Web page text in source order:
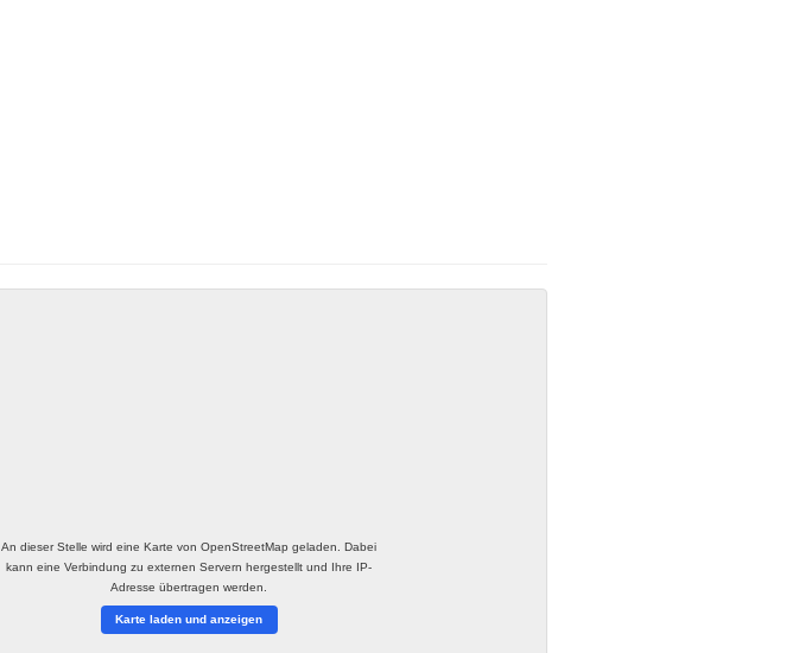
An dieser Stelle wird eine Karte von OpenStreetMap geladen. Dabei
kann eine Verbindung zu externen Servern hergestellt und Ihre IP-
Adresse übertragen werden.
Karte laden und anzeigen